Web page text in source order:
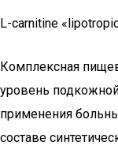
L-carnitine
Комплексная
уровень
применения
составе